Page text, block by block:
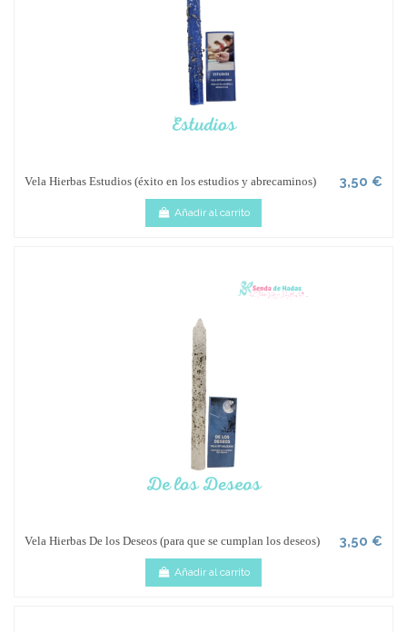
Vela Hierbas Estudios (éxito en los estudios y abrecaminos) 3,50 €
Añadir al carrito
Vela Hierbas De los Deseos (para que se cumplan los deseos) 3,50 €
Añadir al carrito